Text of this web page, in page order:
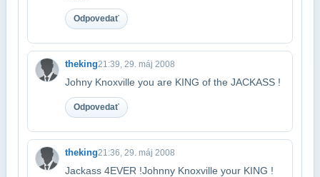
Odpovedať
theking21:39, 29. máj 2008
Johny Knoxville you are KING of the JACKASS !
Odpovedať
theking21:36, 29. máj 2008
Jackass 4EVER !Johnny Knoxville your KING !